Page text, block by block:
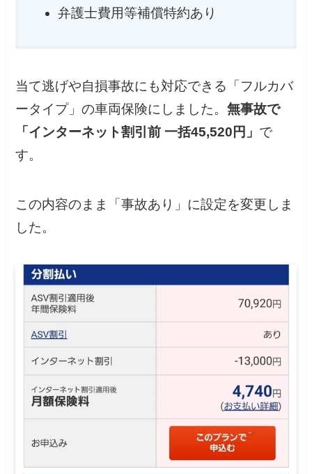
弁護士費用等補償特約あり
当て逃げや自損事故にも対応できる「フルカバ
ータイプ」の車両保険にしました。無事故で
「インターネット割引前 一括45,520円」 で
す。
この内容のまま「事故あり」に設定を変更しま
した。